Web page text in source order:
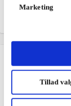
Marketing
Tillad
drenge